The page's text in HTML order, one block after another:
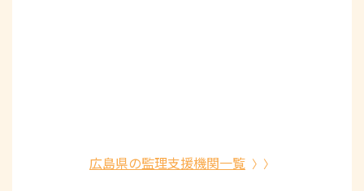
広島県の監理支援機関一覧